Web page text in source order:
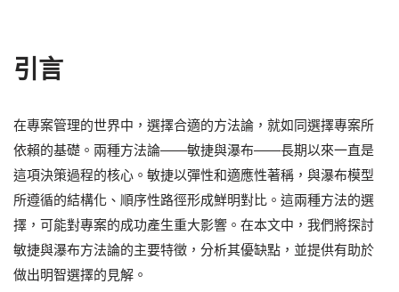
引言
在專案管理的世界中，選擇合適的方法論，就如同選擇專案所
依賴的基礎。兩種方法論——敏捷與瀑布——長期以來一直是
這項決策過程的核心。敏捷以彈性和適應性著稱，與瀑布模型
所遵循的結構化、順序性路徑形成鮮明對比。這兩種方法的選
擇，可能對專案的成功產生重大影響。在本文中，我們將探討
敏捷與瀑布方法論的主要特徵，分析其優缺點，並提供有助於
做出明智選擇的見解。